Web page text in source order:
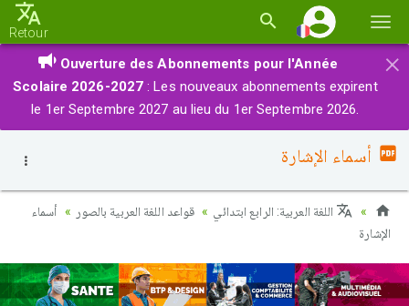
la
Retour
×
Ouverture des Abonnements pour l'Année
Scolaire 2026-2027 : Les nouveaux abonnements expirent
le 1er Septembre 2027 au lieu du 1er Septembre 2026.
أسماء الإشارة
اللغة العربية: الرابع ابتدائي قواعد اللغة العربية بالصور
أسماء
الإشارة